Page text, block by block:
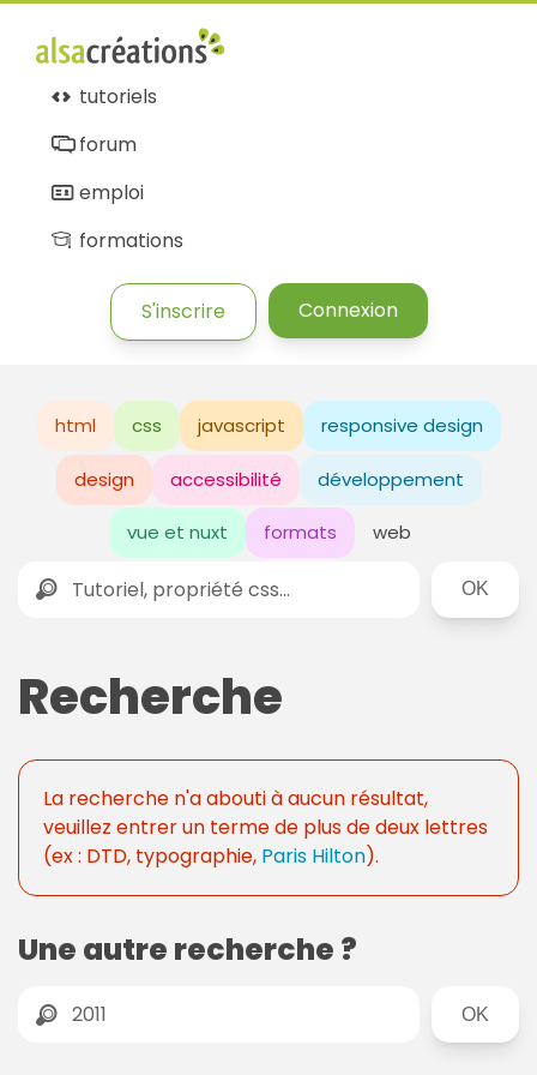
tutoriels
forum
emploi
formations
S'inscrire Connexion
html css javascript responsive design
design accessibilité développement
vue et nuxt formats web
Rechercher
Recherche
La recherche n'a abouti à aucun résultat,
veuillez entrer un terme de plus de deux lettres
(ex : DTD, typographie, Paris Hilton).
Une autre recherche ?